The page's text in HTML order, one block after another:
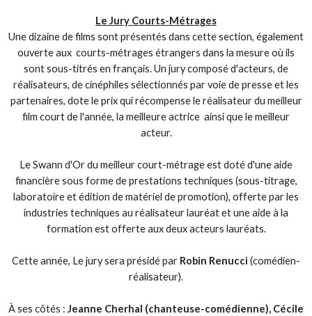
Le Jury Courts-Métrages
Une dizaine de films sont présentés dans cette section, également
ouverte aux courts-métrages étrangers dans la mesure où ils
sont sous-titrés en français. Un jury composé d'acteurs, de
réalisateurs, de cinéphiles sélectionnés par voie de presse et les
partenaires, dote le prix qui récompense le réalisateur du meilleur
film court de l'année, la meilleure actrice ainsi que le meilleur
acteur.
Le Swann d'Or du meilleur court-métrage est doté d'une aide
financière sous forme de prestations techniques (sous-titrage,
laboratoire et édition de matériel de promotion), offerte par les
industries techniques au réalisateur lauréat et une aide à la
formation est offerte aux deux acteurs lauréats.
Cette année, Le jury sera présidé par Robin Renucci (comédien-
réalisateur).
À ses côtés : Jeanne Cherhal (chanteuse-comédienne), Cécile